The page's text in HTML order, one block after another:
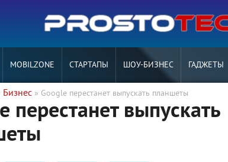
MOBILZONE СТАРТАПЫ ШОУ-БИЗНЕС ГАДЖЕТЫ
Бизнес » Google перестанет выпускать планшеты
перестанет выпускать